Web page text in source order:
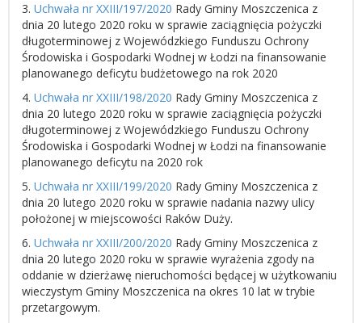
3. Uchwała nr XXIII/197/2020 Rady Gminy Moszczenica z
dnia 20 lutego 2020 roku w sprawie zaciągnięcia pożyczki
długoterminowej z Wojewódzkiego Funduszu Ochrony
Środowiska i Gospodarki Wodnej w Łodzi na finansowanie
planowanego deficytu budżetowego na rok 2020
4. Uchwała nr XXIII/198/2020 Rady Gminy Moszczenica z
dnia 20 lutego 2020 roku w sprawie zaciągnięcia pożyczki
długoterminowej z Wojewódzkiego Funduszu Ochrony
Środowiska i Gospodarki Wodnej w Łodzi na finansowanie
planowanego deficytu na 2020 rok
5. Uchwała nr XXIII/199/2020 Rady Gminy Moszczenica z
dnia 20 lutego 2020 roku w sprawie nadania nazwy ulicy
położonej w miejscowości Raków Duży.
6. Uchwała nr XXIII/200/2020 Rady Gminy Moszczenica z
dnia 20 lutego 2020 roku w sprawie wyrażenia zgody na
oddanie w dzierżawę nieruchomości będącej w użytkowaniu
wieczystym Gminy Moszczenica na okres 10 lat w trybie
przetargowym.